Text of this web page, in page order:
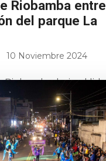
Riobamba
del parque La
10 Noviembre 2024
Riobamba, bajo el
Vinueza Salinas,
la obra de
Parque La Libertad,
...